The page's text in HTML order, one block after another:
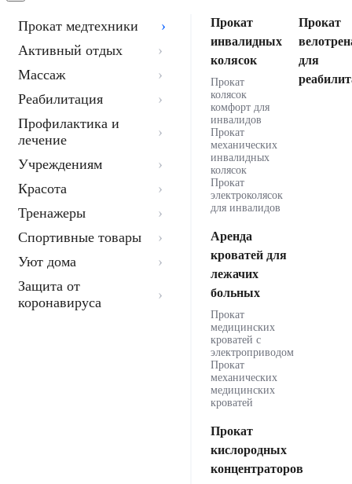
Прокат медтехники
Активный отдых
Массаж
Реабилитация
Профилактика и
лечение
Учреждениям
Красота
Тренажеры
Спортивные товары
Уют дома
Защита от
коронавируса
Прокат
инвалидных
колясок
Прокат
колясок
комфорт для
инвалидов
Прокат
механических
инвалидных
колясок
Прокат
электроколясок
для инвалидов
Прокат
для
Аренда
кроватей для
лежачих
больных
Прокат
медицинских
кроватей с
электроприводом
Прокат
механических
медицинских
кроватей
Прокат
кислородных
концентраторов